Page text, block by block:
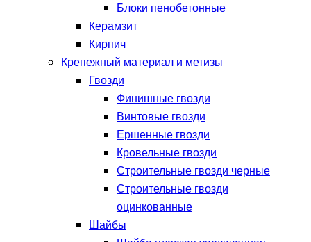
Блоки пенобетонные
Керамзит
Кирпич
Крепежный материал и метизы
Гвозди
Финишные гвозди
Винтовые гвозди
Ершенные гвозди
Кровельные гвозди
Строительные гвозди черные
Строительные гвозди
оцинкованные
Шайбы